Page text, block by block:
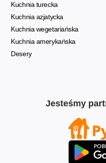
Kuchnia turecka
Kuchnia azjatycka
Kuchnia wegetariańska
Kuchnia amerykańska
Desery
Jesteśmy